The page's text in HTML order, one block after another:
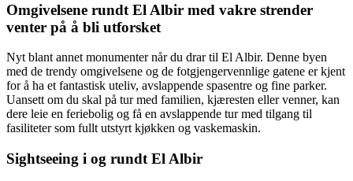
Omgivelsene rundt El Albir med vakre strender
venter på å bli utforsket
Nyt blant annet monumenter når du drar til El Albir. Denne byen
med de trendy omgivelsene og de fotgjengervennlige gatene er kjent
for å ha et fantastisk uteliv, avslappende spasentre og fine parker.
Uansett om du skal på tur med familien, kjæresten eller venner, kan
dere leie en feriebolig og få en avslappende tur med tilgang til
fasiliteter som fullt utstyrt kjøkken og vaskemaskin.
Sightseeing i og rundt El Albir